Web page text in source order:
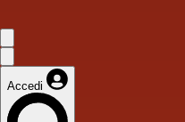
Accedi